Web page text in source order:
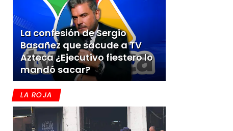
La confesión de Sergio
Basañez que sacude a TV
Azteca ¿Ejecutivo fiestero lo
mandó sacar?
LA ROJA